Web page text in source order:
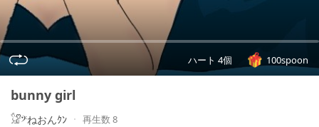
ハート 4個 100spoon
bunny girl
𓃠ᩚ𝄢ねおんｸﾝ 再生数 8